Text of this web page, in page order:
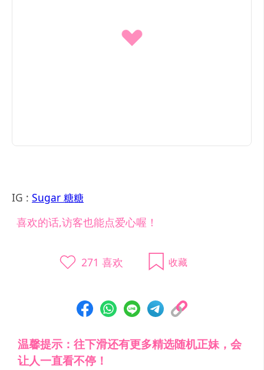
IG : Sugar 糖糖
喜欢的话,访客也能点爱心喔！
271 喜欢 收藏
温馨提示：往下滑还有更多精选随机正妹，会
让人一直看不停！